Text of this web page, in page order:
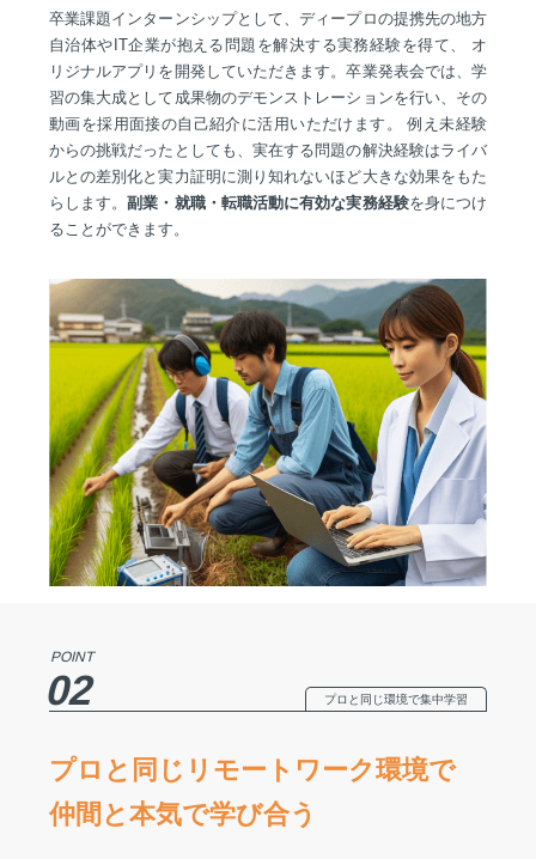
卒業課題インターンシップとして、ディープロの提携先の地方
自治体やIT企業が抱える問題を解決する実務経験を得て、 オ
リジナルアプリを開発していただきます。卒業発表会では、学
習の集大成として成果物のデモンストレーションを行い、その
動画を採用面接の自己紹介に活用いただけます。 例え未経験
からの挑戦だったとしても、実在する問題の解決経験はライバ
ルとの差別化と実力証明に測り知れないほど大きな効果をもた
らします。副業・就職・転職活動に有効な実務経験を身につけ
ることができます。
POINT
02 プロと同じ環境で集中学習
プロと同じリモートワーク環境で
仲間と本気で学び合う